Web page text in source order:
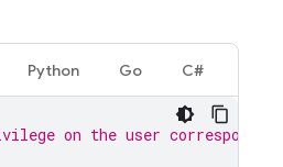
Python Go C#
on the user